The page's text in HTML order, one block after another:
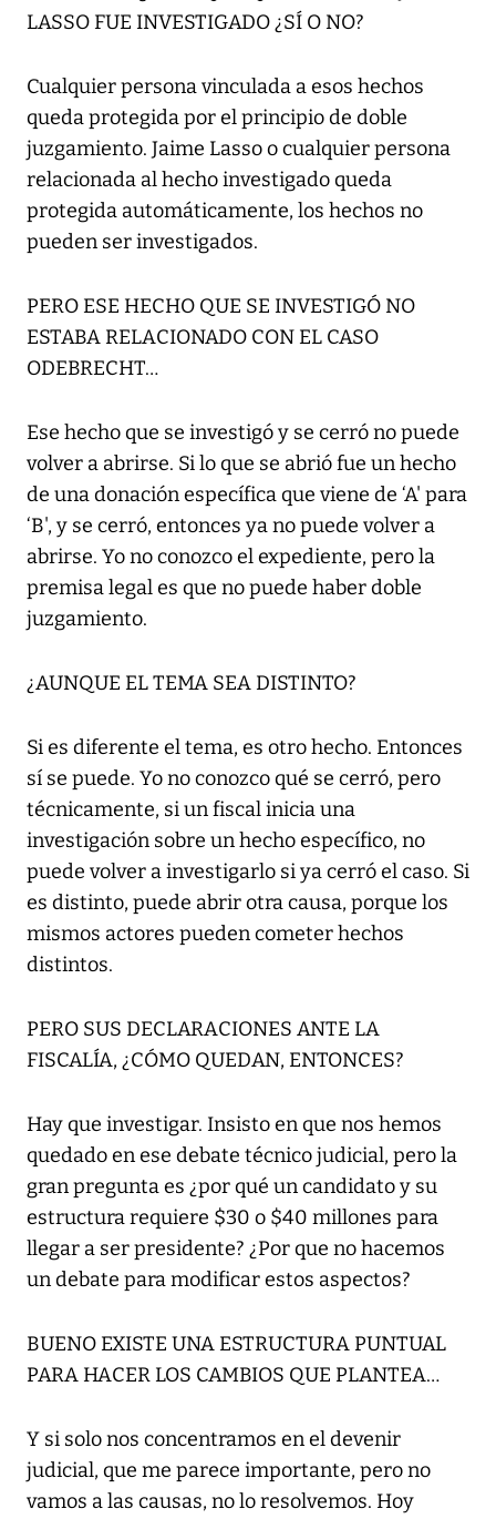
LASSO FUE INVESTIGADO ¿SÍ O NO?
Cualquier persona vinculada a esos hechos
queda protegida por el principio de doble
juzgamiento. Jaime Lasso o cualquier persona
relacionada al hecho investigado queda
protegida automáticamente, los hechos no
pueden ser investigados.
PERO ESE HECHO QUE SE INVESTIGÓ NO
ESTABA RELACIONADO CON EL CASO
ODEBRECHT…
Ese hecho que se investigó y se cerró no puede
volver a abrirse. Si lo que se abrió fue un hecho
de una donación específica que viene de ‘A' para
‘B', y se cerró, entonces ya no puede volver a
abrirse. Yo no conozco el expediente, pero la
premisa legal es que no puede haber doble
juzgamiento.
¿AUNQUE EL TEMA SEA DISTINTO?
Si es diferente el tema, es otro hecho. Entonces
sí se puede. Yo no conozco qué se cerró, pero
técnicamente, si un fiscal inicia una
investigación sobre un hecho específico, no
puede volver a investigarlo si ya cerró el caso. Si
es distinto, puede abrir otra causa, porque los
mismos actores pueden cometer hechos
distintos.
PERO SUS DECLARACIONES ANTE LA
FISCALÍA, ¿CÓMO QUEDAN, ENTONCES?
Hay que investigar. Insisto en que nos hemos
quedado en ese debate técnico judicial, pero la
gran pregunta es ¿por qué un candidato y su
estructura requiere $30 o $40 millones para
llegar a ser presidente? ¿Por que no hacemos
un debate para modificar estos aspectos?
BUENO EXISTE UNA ESTRUCTURA PUNTUAL
PARA HACER LOS CAMBIOS QUE PLANTEA…
Y si solo nos concentramos en el devenir
judicial, que me parece importante, pero no
vamos a las causas, no lo resolvemos. Hoy